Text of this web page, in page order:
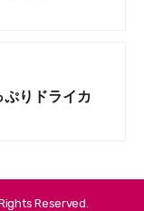
りドライカ
Reserved.